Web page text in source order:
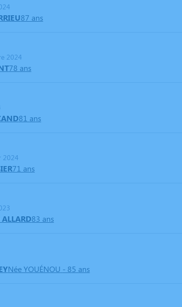
87 ans
2024
78 ans
81 ans
2024
71 ans
83 ans
Née YOUÉNOU - 85 ans